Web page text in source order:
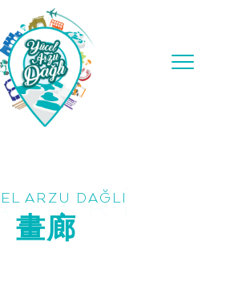
Toggle
ARZU DAĞLI
畫廊